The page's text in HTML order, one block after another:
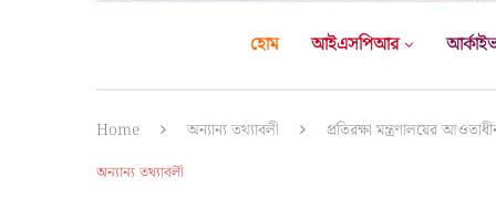
হোম আইএসপিআর
Home অন্যান্য তথ্যাবলী প্রতিরক্ষা মন্ত্রণালয়ের
অন্যান্য তথ্যাবলী